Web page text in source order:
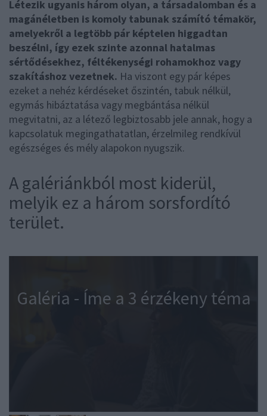
Létezik ugyanis három olyan, a társadalomban és a
magánéletben is komoly tabunak számító témakör,
amelyekről a legtöbb pár képtelen higgadtan
beszélni, így ezek szinte azonnal hatalmas
sértődésekhez, féltékenységi rohamokhoz vagy
szakításhoz vezetnek. Ha viszont egy pár képes
ezeket a nehéz kérdéseket őszintén, tabuk nélkül,
egymás hibáztatása vagy megbántása nélkül
megvitatni, az a létező legbiztosabb jele annak, hogy a
kapcsolatuk megingathatatlan, érzelmileg rendkívül
egészséges és mély alapokon nyugszik.
A galériánkból most kiderül,
melyik ez a három sorsfordító
terület.
Galéria - Íme a 3 érzékeny téma